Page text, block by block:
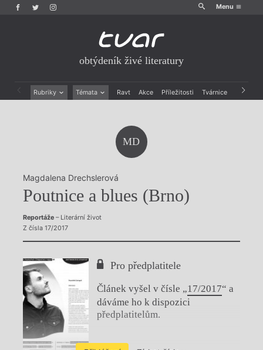
Menu
obtýdeník živé literatury
Rubriky Témata Ravt Akce Příležitosti Tvárnice Archiv
Výroční ceny
MD
Magdalena Drechslerová
Poutnice a blues (Brno)
Reportáže– Literární život
Z čísla 17/2017
Pro předplatitele
Článek vyšel v čísle „17/2017“ a
dáváme ho k dispozici
předplatitelům.